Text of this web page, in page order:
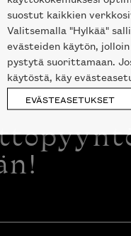
suostut kaikkien
Valitsemalla "Hylkää"
evästeiden käytön,
pystytä suorittamaan.
käytöstä, käy
EVÄSTEASETUKSET